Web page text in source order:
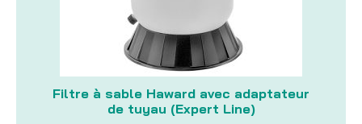
Filtre à sable Haward avec adaptateur
de tuyau (Expert Line)